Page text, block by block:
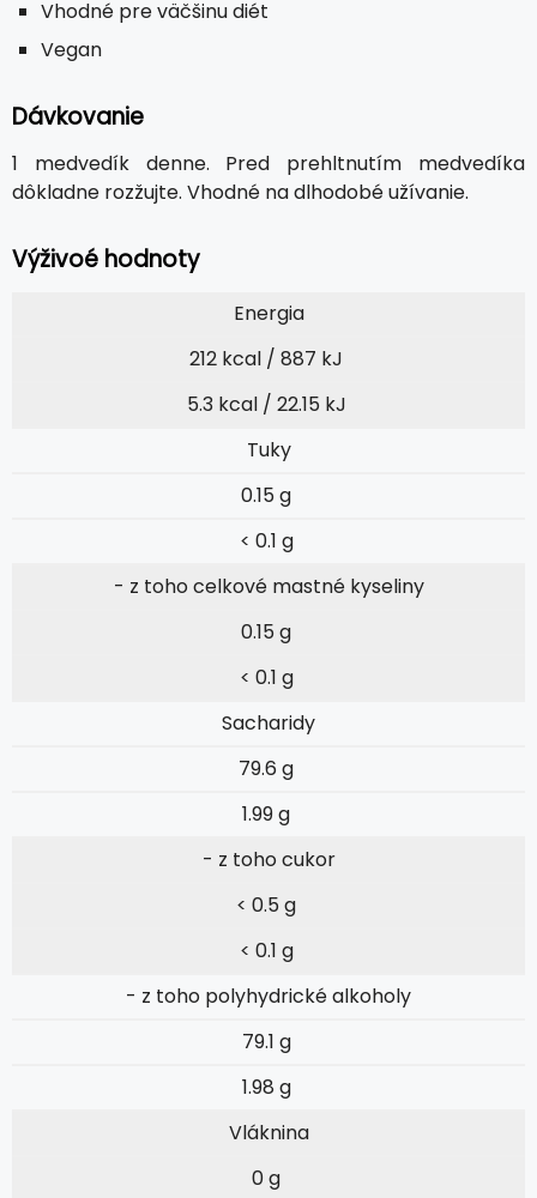
Vhodné pre väčšinu diét
Vegan
Dávkovanie
1 medvedík denne. Pred prehltnutím medvedíka
dôkladne rozžujte. Vhodné na dlhodobé užívanie.
Výživoé hodnoty
Energia
212 kcal / 887 kJ
5.3 kcal / 22.15 kJ
Tuky
0.15 g
< 0.1 g
- z toho celkové mastné kyseliny
0.15 g
< 0.1 g
Sacharidy
79.6 g
1.99 g
- z toho cukor
< 0.5 g
< 0.1 g
- z toho polyhydrické alkoholy
79.1 g
1.98 g
Vláknina
0 g